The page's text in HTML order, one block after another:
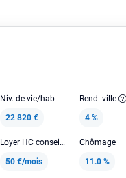
Niv. de vie/hab
22 820 €
Rend. ville
4 %
Loyer HC conseillé
50 €/mois
Chômage
11.0 %